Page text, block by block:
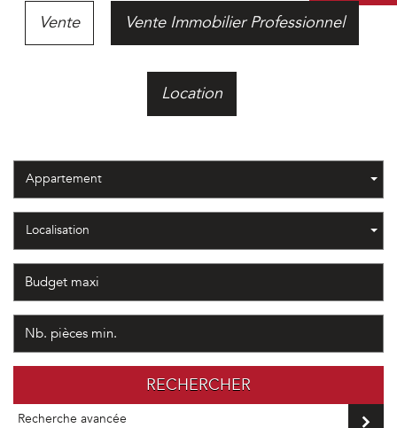
Vente Vente Immobilier Professionnel
Location
Appartement
Localisation
RECHERCHER
Recherche avancée